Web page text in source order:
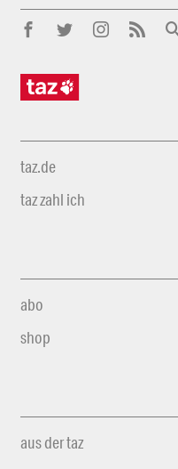
taz.de
taz zahl ich
abo
shop
aus der taz